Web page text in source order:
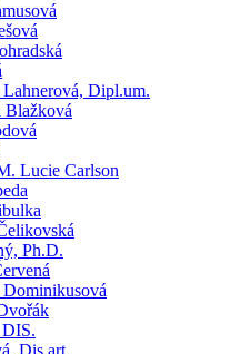
Dipl.um.
Lucie Carlson
Ph.D.
Dis.art